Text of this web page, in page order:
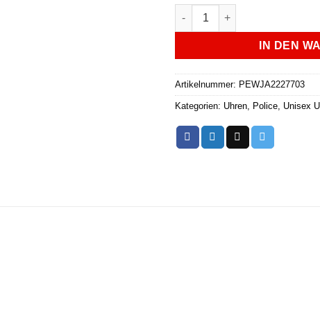
Police Unisex-Armbanduhr -
IN DEN
Artikelnummer: PEWJA2227703
Kategorien: Uhren Police Unisex